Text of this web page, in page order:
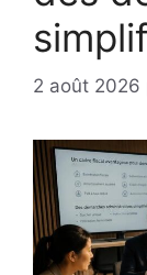
2 août 2026